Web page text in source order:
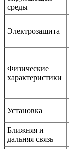
среды
Электрозащита
Физические
характеристики
Установка
Ближняя и
дальняя связь